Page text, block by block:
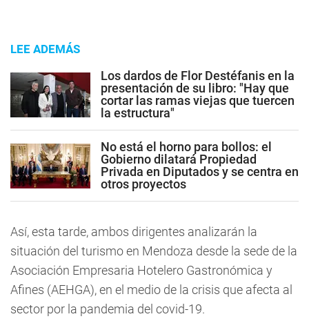
LEE ADEMÁS
Los dardos de Flor Destéfanis en la
presentación de su libro: "Hay que
cortar las ramas viejas que tuercen
la estructura"
No está el horno para bollos: el
Gobierno dilatará Propiedad
Privada en Diputados y se centra en
otros proyectos
Así, esta tarde, ambos dirigentes analizarán la
situación del turismo en Mendoza desde la sede de la
Asociación Empresaria Hotelero Gastronómica y
Afines (AEHGA), en el medio de la crisis que afecta al
sector por la pandemia del covid-19.